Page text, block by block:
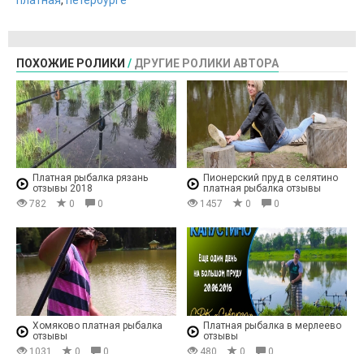
ПОХОЖИЕ РОЛИКИ / ДРУГИЕ РОЛИКИ АВТОРА
Платная рыбалка рязань
отзывы 2018
782
0 0
Пионерский пруд в селятино
платная рыбалка отзывы
1457
0 0
Хомяково платная рыбалка
отзывы
1031
0 0
Платная рыбалка в мерлеево
отзывы
480
0 0